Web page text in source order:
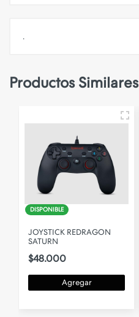
.
Productos Similares
DISPONIBLE
JOYSTICK REDRAGON
SATURN
$48.000
Agregar